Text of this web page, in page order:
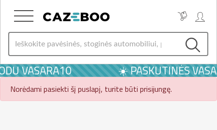
VASARA10 ☀️ PASKUTINĖS
Norėdami pasiekti šį puslapį, turite būti prisijungę.